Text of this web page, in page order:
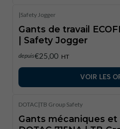
|Safety Jogger
Gants de travail
| Safety Jogger
depuis€25,00 HT
VOIR LES
DOTAC|TB Group Safety
Gants mécaniques